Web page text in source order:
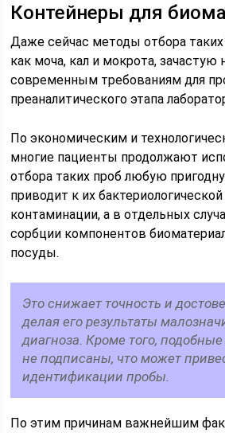
Контейнеры для
Даже сейчас методы отбора
как моча, кал и мокрота,
современным требованиям для
преаналитического этапа
По экономическим и
многие пациенты продолжают
отбора таких проб любую
приводит к их
контаминации, а в отдельных
сорбции компонентов
посуды.
Это снижает точность и
делая его результаты
диагноза. Кроме того,
не подписаны, что может
идентификации пробы.
По этим причинам важнейшим